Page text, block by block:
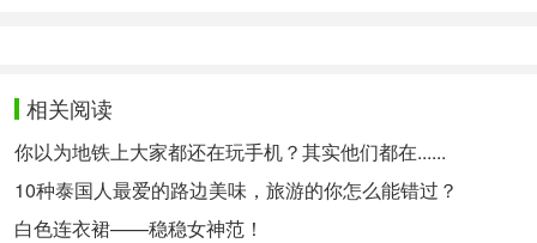
- Error happens ╥﹏╥
- 00:00 /
电影：《下一站，说爱你》 รถไฟฟ้า…มาหานะเธอ
相关阅读
你以为地铁上大家都还在玩手机？其实他们都在......
10种泰国人最爱的路边美味，旅游的你怎么能错过？
白色连衣裙——稳稳女神范！